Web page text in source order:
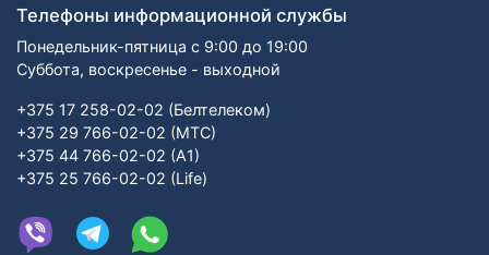
Телефоны информационной службы
Понедельник-пятница с 9:00 до 19:00
Суббота, воскресенье - выходной
+375 17 258-02-02 (Белтелеком)
+375 29 766-02-02 (МТС)
+375 44 766-02-02 (А1)
+375 25 766-02-02 (Life)